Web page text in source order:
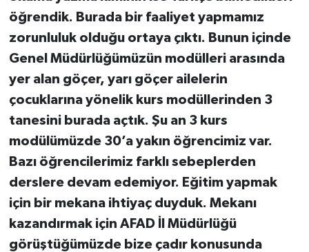
öğrendik. Burada bir faaliyet yapmamız
zorunluluk olduğu ortaya çıktı. Bunun içinde
Genel Müdürlüğümüzün modülleri arasında
yer alan göçer, yarı göçer ailelerin
çocuklarına yönelik kurs modüllerinden 3
tanesini burada açtık. Şu an 3 kurs
modülümüzde 30’a yakın öğrencimiz var.
Bazı öğrencilerimiz farklı sebeplerden
derslere devam edemiyor. Eğitim yapmak
için bir mekana ihtiyaç duyduk. Mekanı
kazandırmak için AFAD İl Müdürlüğü
görüştüğümüzde bize çadır konusunda